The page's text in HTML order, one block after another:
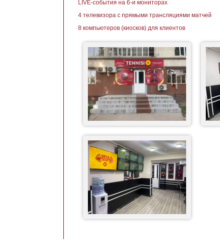
LIVE-события на 6-и мониторах
4 телевизора с прямыми трансляциями матчей
8 компьютеров (киосков) для клиентов